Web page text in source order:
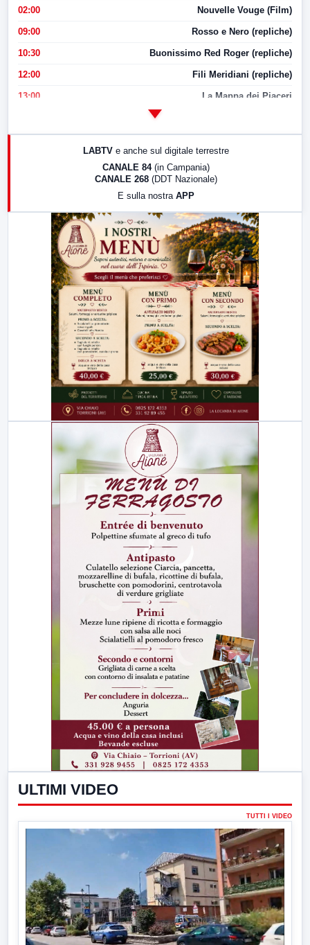
02:00 Nouvelle Vouge (Film)
09:00 Rosso e Nero (repliche)
10:30 Buonissimo Red Roger (repliche)
12:00 Fili Meridiani (repliche)
13:00 La Mappa dei Piaceri
LabNews (replica)
LABTV e anche sul digitale terrestre
CANALE 84 (in Campania)
CANALE 268 (DDT Nazionale)
E sulla nostra APP
ULTIMI VIDEO
TUTTI I VIDEO